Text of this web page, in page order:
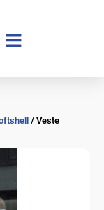
/ Veste